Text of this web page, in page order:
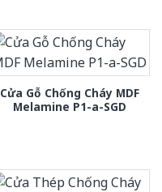
Cửa Gỗ Chống Cháy MDF
Melamine P1-a-SGD